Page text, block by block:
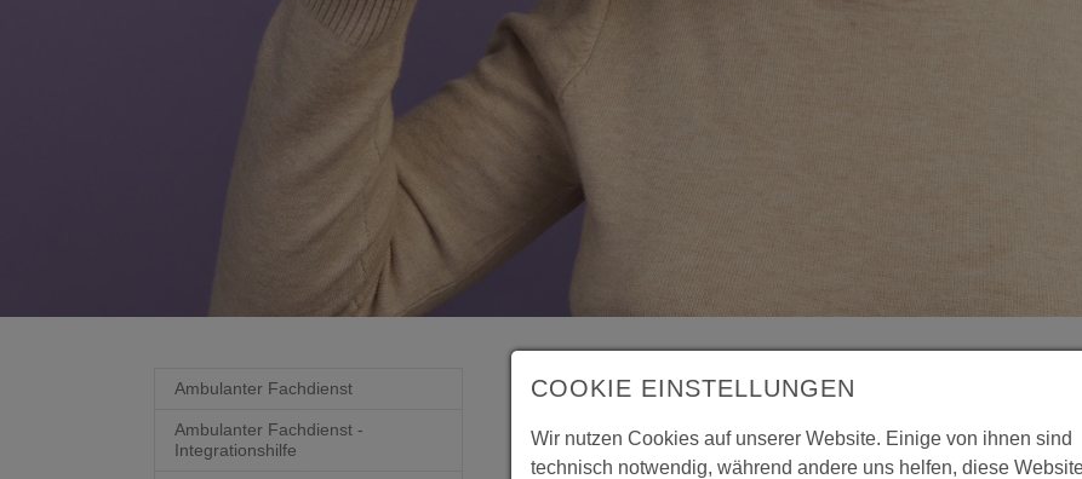
Ambulanter Fachdienst
Ambulanter Fachdienst -
Integrationshilfe
COOKIE EINSTELLUNGEN
Wir nutzen Cookies auf unserer Website. Einige von ihnen sind
technisch notwendig, während andere uns helfen, diese